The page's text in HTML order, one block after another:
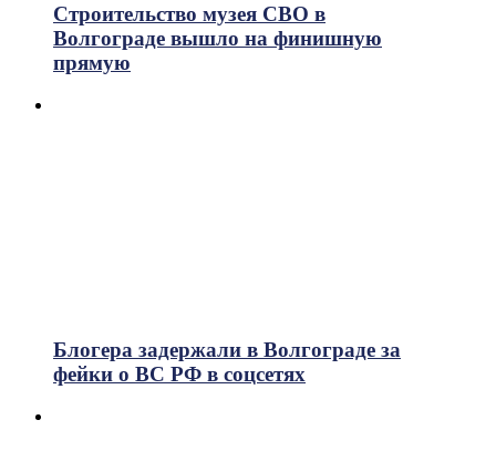
Строительство музея СВО в
Волгограде вышло на финишную
прямую
Блогера задержали в Волгограде за
фейки о ВС РФ в соцсетях